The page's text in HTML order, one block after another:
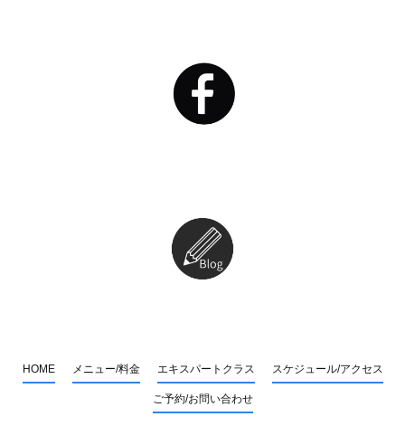
HOME メニュー/料金 エキスパートクラス スケジュール/アクセス
ご予約/お問い合わせ